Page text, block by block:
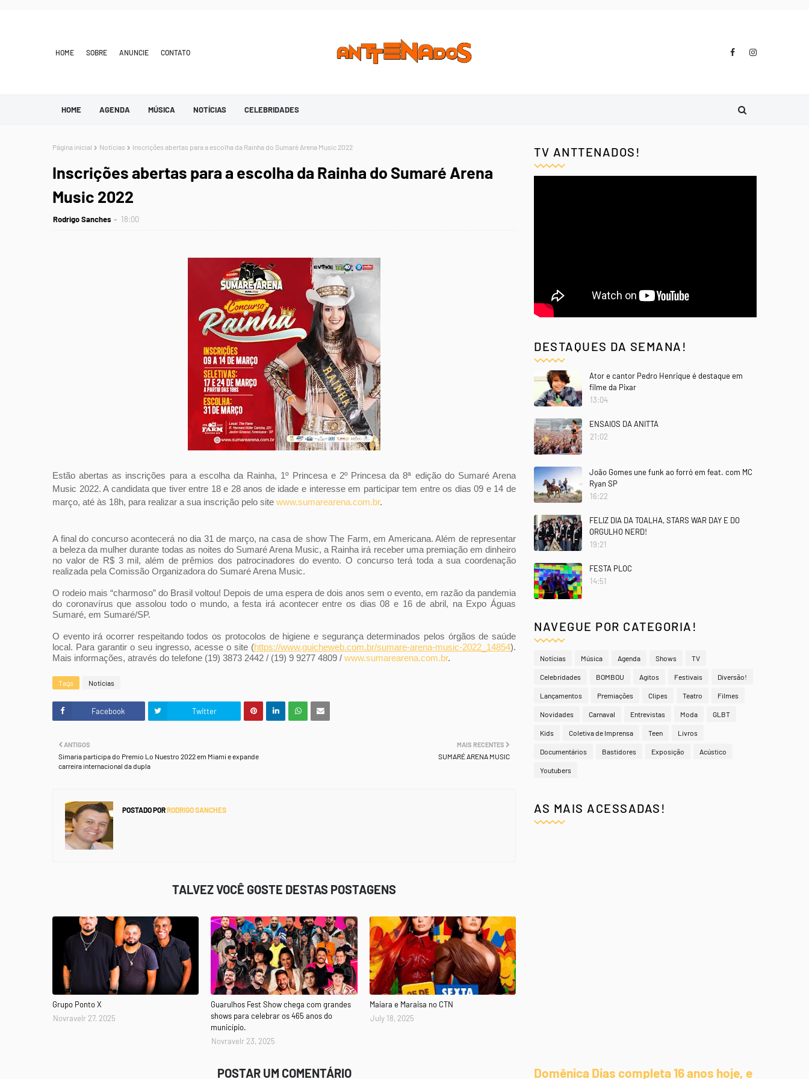
HOME SOBRE ANUNCIE CONTATO
HOME AGENDA MÚSICA NOTÍCIAS CELEBRIDADES
Página inicial Notícias Inscrições abertas para a escolha da Rainha do Sumaré Arena Music 2022
Inscrições abertas para a escolha da Rainha do Sumaré Arena
Music 2022
Rodrigo Sanches 18:00
Estão abertas as inscrições para a escolha da Rainha, 1º Princesa e 2º Princesa da 8ª edição do Sumaré Arena
Music 2022. A candidata que tiver entre 18 e 28 anos de idade e interesse em participar tem entre os dias 09 e 14 de
março, até às 18h, para realizar a sua inscrição pelo site www.sumarearena.com.br.
A final do concurso acontecerá no dia 31 de março, na casa de show The Farm, em Americana. Além de representar
a beleza da mulher durante todas as noites do Sumaré Arena Music, a Rainha irá receber uma premiação em dinheiro
no valor de R$ 3 mil, além de prêmios dos patrocinadores do evento. O concurso terá toda a sua coordenação
realizada pela Comissão Organizadora do Sumaré Arena Music.
O rodeio mais “charmoso” do Brasil voltou! Depois de uma espera de dois anos sem o evento, em razão da pandemia
do coronavírus que assolou todo o mundo, a festa irá acontecer entre os dias 08 e 16 de abril, na Expo Águas
Sumaré, em Sumaré/SP.
O evento irá ocorrer respeitando todos os protocolos de higiene e segurança determinados pelos órgãos de saúde
local. Para garantir o seu ingresso, acesse o site (https://www.guicheweb.com.br/sumare-arena-music-2022_14854).
Mais informações, através do telefone (19) 3873 2442 / (19) 9 9277 4809 / www.sumarearena.com.br.
Tags Notícias
Facebook Twitter
MAIS RECENTES
SUMARÉ ARENA MUSIC
ANTIGOS
Simaria participa do Premio Lo Nuestro 2022 em Miami e expande
carreira internacional da dupla
POSTADO PORRODRIGO SANCHES
TALVEZ VOCÊ GOSTE DESTAS POSTAGENS
Grupo Ponto X
Novravelr 27, 2025
Guarulhos Fest Show chega com grandes
shows para celebrar os 465 anos do
município.
Novravelr 23, 2025
Maiara e Maraisa no CTN
July 18, 2025
POSTAR UM COMENTÁRIO
TV ANTTENADOS!
DESTAQUES DA SEMANA!
Ator e cantor Pedro Henrique é destaque em
filme da Pixar
13:04
ENSAIOS DA ANITTA
21:02
João Gomes une funk ao forró em feat. com MC
Ryan SP
16:22
FELIZ DIA DA TOALHA, STARS WAR DAY E DO
ORGULHO NERD!
19:21
FESTA PLOC
14:51
NAVEGUE POR CATEGORIA!
Notícias Música Agenda Shows TV
Celebridades BOMBOU Agitos Festivais Diversão!
Lançamentos Premiações Clipes Teatro Filmes
Novidades Carnaval Entrevistas Moda GLBT
Kids Coletiva de Imprensa Teen Livros
Documentários Bastidores Exposição Acústico
Youtubers
AS MAIS ACESSADAS!
Domênica Dias completa 16 anos hoje, e